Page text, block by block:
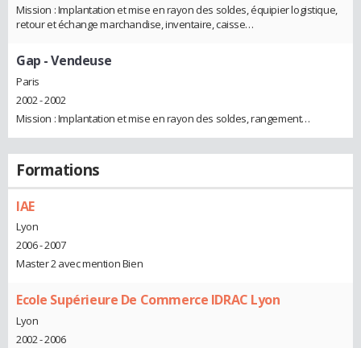
Mission : Implantation et mise en rayon des soldes, équipier logistique,
retour et échange marchandise, inventaire, caisse…
Gap - Vendeuse
Paris
2002 - 2002
Mission : Implantation et mise en rayon des soldes, rangement…
Formations
IAE
Lyon
2006 - 2007
Master 2 avec mention Bien
Ecole Supérieure De Commerce IDRAC Lyon
Lyon
2002 - 2006